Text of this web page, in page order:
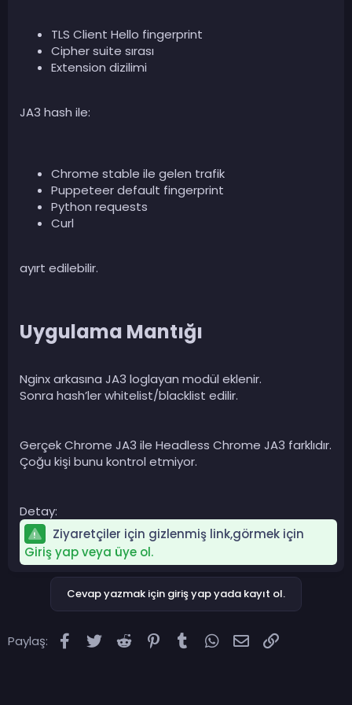
TLS Client Hello fingerprint
Cipher suite sırası
Extension dizilimi
JA3 hash ile:
Chrome stable ile gelen trafik
Puppeteer default fingerprint
Python requests
Curl
ayırt edilebilir.
Uygulama Mantığı​
Nginx arkasına JA3 loglayan modül eklenir.
Sonra hash’ler whitelist/blacklist edilir.
Gerçek Chrome JA3 ile Headless Chrome JA3 farklıdır.
Çoğu kişi bunu kontrol etmiyor.
Detay:
Ziyaretçiler için gizlenmiş link,görmek için
Giriş yap veya üye ol.
Cevap yazmak için giriş yap yada kayıt ol.
Paylaş: Facebook
Twitter Reddit Pinterest
Tumblr WhatsApp
E-posta